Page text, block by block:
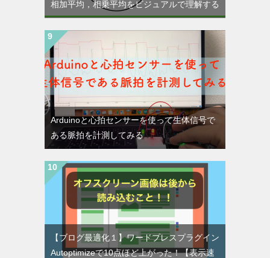
相加平均，相乗平均をビジュアルで理解する
Arduinoと心拍センサーを使って生体信号で
ある脈拍を計測してみる
【ブログ最適化１】ワードプレスプラグイン
Autoptimizeで10点ほど上がった！【表示速